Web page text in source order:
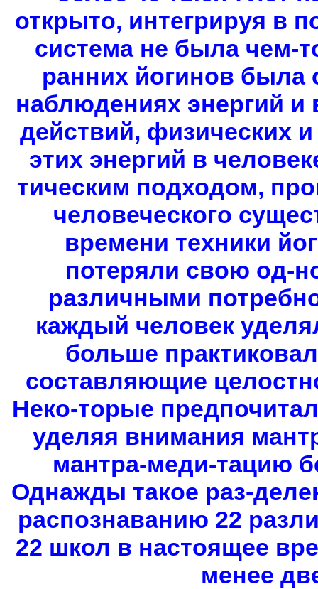
открыто, интегрируя в
система не была чем-
ранних йогинов была
наблюдениях энергий и
действий, физических
этих энергий в
тическим подходом,
человеческого
времени техники
потеряли свою од-
различными
каждый человек
больше
составляющие
Неко-торые
уделяя внимания
мантра-меди-тацию
Однажды такое раз-
распознаванию 22
22 школ в настоящее
менее